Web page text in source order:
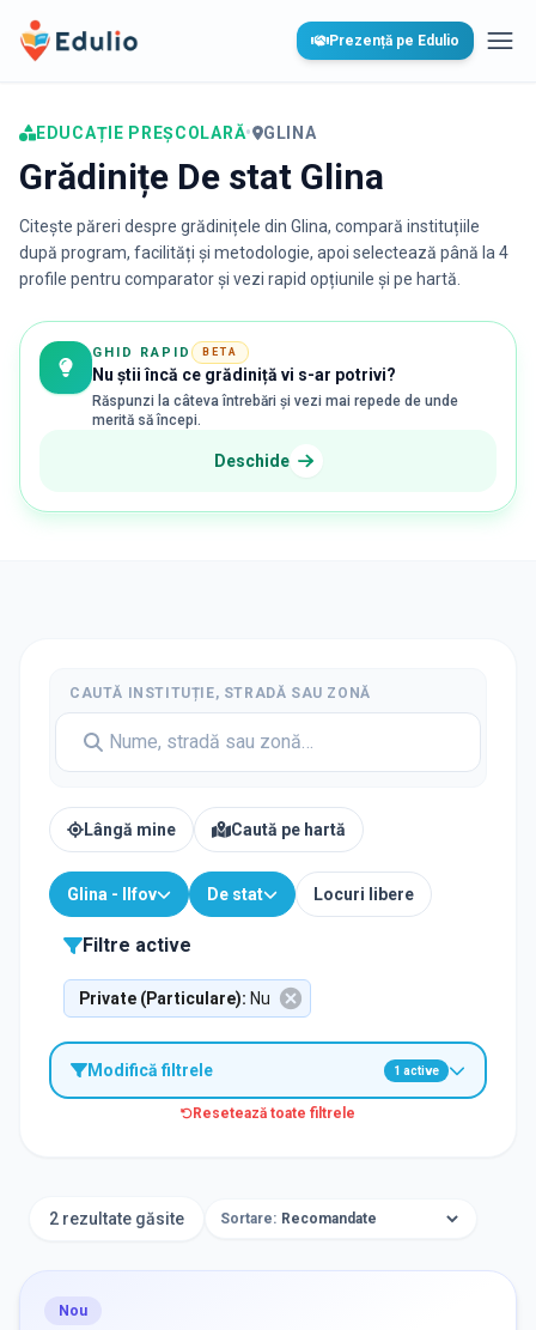
Edulio Prezență pe Edulio
EDUCAȚIE PREȘCOLARĂ• GLINA
Grădinițe De stat Glina
Citește păreri despre grădinițele din Glina, compară instituțiile
după program, facilități și metodologie, apoi selectează până la 4
profile pentru comparator și vezi rapid opțiunile și pe hartă.
GHID RAPID BETA
Nu știi încă ce grădiniță vi s-ar potrivi?
Răspunzi la câteva întrebări și vezi mai repede de unde
merită să începi.
Deschide
CAUTĂ INSTITUȚIE, STRADĂ SAU ZONĂ
Lângă mine Caută pe hartă
Glina - Ilfov De stat Locuri libere
Filtre active
Private (Particulare): Nu
Modifică filtrele 1 active
Resetează toate filtrele
2 rezultate găsite Sortare:
Nou